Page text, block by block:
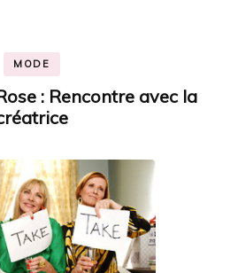
MODE
: Rencontre avec la